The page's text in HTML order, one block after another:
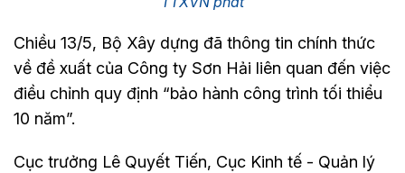
Chiều 13/5, Bộ Xây dựng đã thông tin chính thức
về đề xuất của Công ty Sơn Hải liên quan đến việc
điều chỉnh quy định “bảo hành công trình tối thiểu
10 năm”.
Cục trưởng Lê Quyết Tiến, Cục Kinh tế - Quản lý